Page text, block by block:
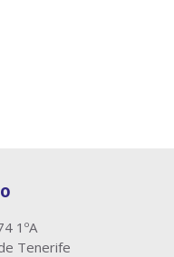
1ºA
Tenerife